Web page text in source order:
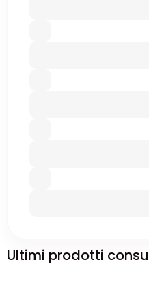
Ultimi prodotti